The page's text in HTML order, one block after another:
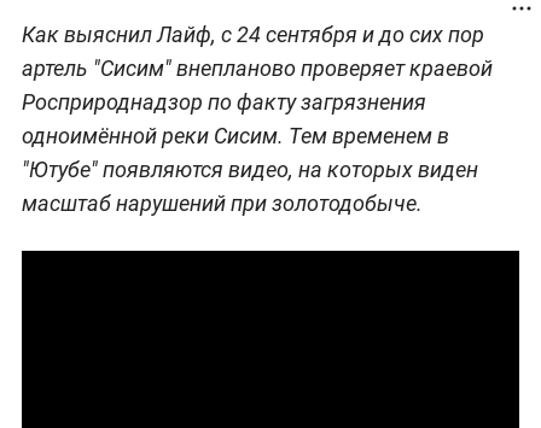
Как выяснил Лайф, с 24 сентября и до сих пор
артель "Сисим" внепланово проверяет краевой
Росприроднадзор по факту загрязнения
одноимённой реки Сисим. Тем временем в
"Ютубе" появляются видео, на которых виден
масштаб нарушений при золотодобыче.